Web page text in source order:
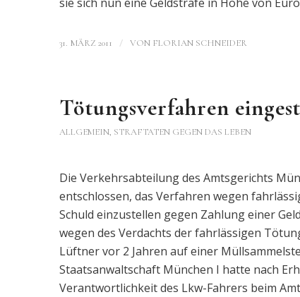
31. MÄRZ 2011 / VON FLORIAN SCHNEIDER
Tötungsverfahren
ALLGEMEIN, STRAFTATEN GEGEN DAS LEBEN
Die Verkehrsabteilung des Amtsgerichts
entschlossen, das Verfahren wegen
Schuld einzustellen gegen Zahlung einer
wegen des Verdachts der fahrlässigen
Lüftner vor 2 Jahren auf einer
Staatsanwaltschaft München I hatte nach
Verantwortlichkeit des Lkw-Fahrers beim